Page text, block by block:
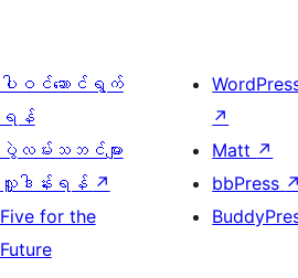
ပါဝင်ဆောင်ရွက်
ရန်
ပွဲလမ်းသဘင်များ
လှူဒါန်းရန် ↗
Five for the
Future
↗
Matt ↗
bbPress